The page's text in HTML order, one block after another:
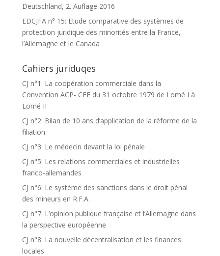
Deutschland, 2. Auflage 2016
EDCJFA n° 15: Etude comparative des systèmes de
protection juridique des minorités entre la France,
l’Allemagne et le Canada
Cahiers juriduqes
CJ n°1: La coopération commerciale dans la
Convention ACP- CEE du 31 octobre 1979 de Lomé I à
Lomé II
CJ n°2: Bilan de 10 ans d’application de la réforme de la
filiation
CJ n°3: Le médecin devant la loi pénale
CJ n°5: Les relations commerciales et industrielles
franco-allemandes
CJ n°6: Le système des sanctions dans le droit pénal
des mineurs en R.F.A.
CJ n°7: L’opinion publique française et l’Allemagne dans
la perspective européenne
CJ n°8: La nouvelle décentralisation et les finances
locales